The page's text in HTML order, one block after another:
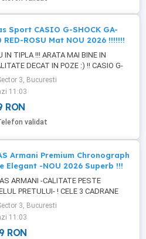
LE PREZINTA*** MODEL ...
Sport CASIO G-SHOCK GA-
RED-ROSU Mat NOU 2026 !!!!!!!
IN TIPLA !!! ARATA MAI BINE IN
DECAT IN POZE :) !! CASIO G-
GA 100 ROSU MAT MODEL NOU !!
REDUS DE LA 300 RON !!!
!!! NU VA LASATI PACALITI DE
GENERICE SI FICTIVE - POZELE DIN
ANUNT SUNT 100% REALE SI
SA-L PRIMITI ...
3, Bucuresti
11:03
RON
validat
Armani Premium Chronograph
Elegant -NOU 2026 Superb !!!
ARMANI -CALITATE PESTE
PRETULUI- ! CELE 3 CADRANE
SUNT FUNCTIONALE !!! *COLECTIE
!!! 2026 *PRET REDUS DE LA 400
*MECANISM JAPONEZ *NOU IN
!! *GARANTIE 1 LUNA !!! *CEA MAI
3, Bucuresti
11:03
RON